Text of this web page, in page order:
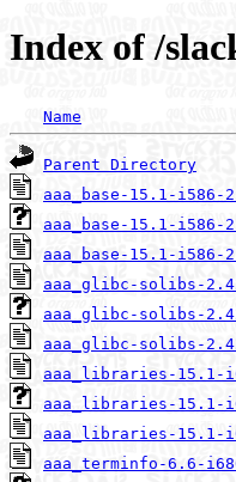
Index of /
Name
Parent Directory
aaa_base-15.1-
aaa_base-15.1-i586-
aaa_base-15.1-i586-
aaa_glibc-solibs-
aaa_glibc-solibs-
aaa_glibc-solibs-
aaa_libraries-15.1-
aaa_libraries-15.1-
aaa_libraries-15.1-
aaa_terminfo-6.6-